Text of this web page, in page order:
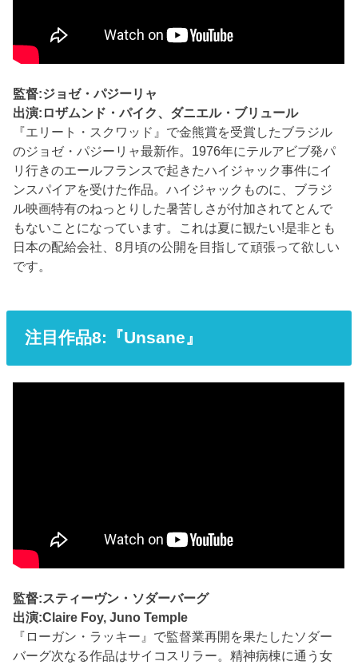
監督:ジョゼ・パジーリャ
出演:ロザムンド・パイク、ダニエル・ブリュール
『エリート・スクワッド』で金熊賞を受賞したブラジル
のジョゼ・パジーリャ最新作。1976年にテルアビブ発パ
リ行きのエールフランスで起きたハイジャック事件にイ
ンスパイアを受けた作品。ハイジャックものに、ブラジ
ル映画特有のねっとりした暑苦しさが付加されてとんで
もないことになっています。これは夏に観たい!是非とも
日本の配給会社、8月頃の公開を目指して頑張って欲しい
です。
注目作品8:『Unsane』
監督:スティーヴン・ソダーバーグ
出演:Claire Foy, Juno Temple
『ローガン・ラッキー』で監督業再開を果たしたソダー
バーグ次なる作品はサイコスリラー。精神病棟に通う女